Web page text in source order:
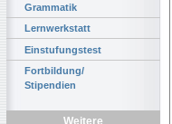
Grammatik
Lernwerkstatt
Einstufungstest
Fortbildung/
Stipendien